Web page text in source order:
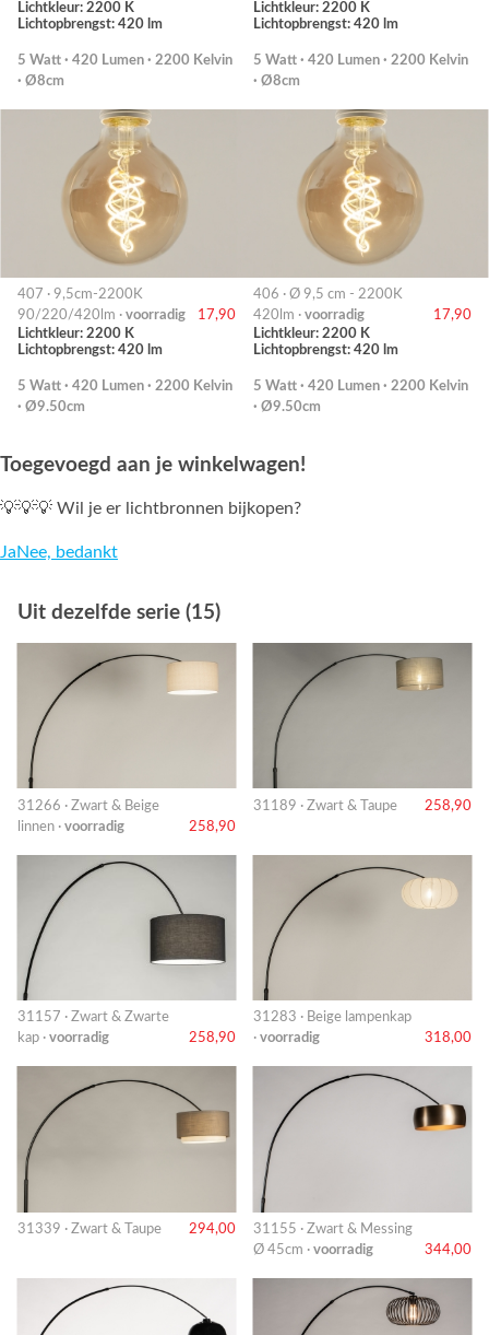
Lichtkleur: 2200 K
Lichtopbrengst: 420 lm
5 Watt · 420 Lumen · 2200 Kelvin
· Ø8cm
Lichtkleur: 2200 K
Lichtopbrengst: 420 lm
5 Watt · 420 Lumen · 2200 Kelvin
· Ø8cm
407 · 9,5cm-2200K
90/220/420lm · voorradig
17,90
Lichtkleur: 2200 K
Lichtopbrengst: 420 lm
5 Watt · 420 Lumen · 2200 Kelvin
· Ø9.50cm
406 · Ø 9,5 cm - 2200K
420lm · voorradig
17,90
Lichtkleur: 2200 K
Lichtopbrengst: 420 lm
5 Watt · 420 Lumen · 2200 Kelvin
· Ø9.50cm
Toegevoegd aan je winkelwagen!
💡💡💡 Wil je er lichtbronnen bijkopen?
JaNee, bedankt
Uit dezelfde serie (15)
31266 · Zwart & Beige
linnen · voorradig 258,90
31189 · Zwart & Taupe 258,90
31157 · Zwart & Zwarte
kap · voorradig 258,90
31283 · Beige lampenkap
· voorradig 318,00
31339 · Zwart & Taupe 294,00
31155 · Zwart & Messing
Ø 45cm · voorradig 344,00